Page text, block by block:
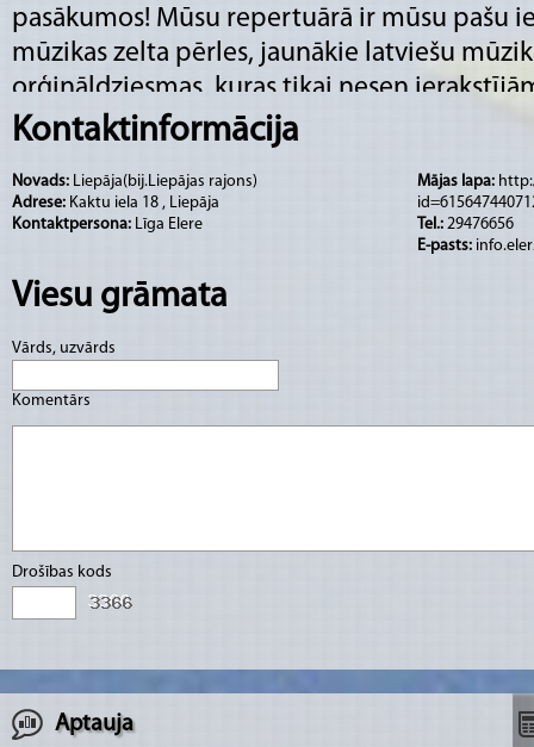
pasākumos! Mūsu repertuārā ir mūsu pašu
mūzikas zelta pērles, jaunākie latviešu
orģināldziesmas, kuras tikai nesen
ir Renārs Kaupers. Hei, Tu vēl mūs nezini?
kādā no ballītēm! Sazinamies!
Kontaktinformācija
Novads: Liepāja(bij.Liepājas rajons)
Adrese: Kaktu iela 18 , Liepāja
Kontaktpersona: Līga Elere
Mājas lapa:
Tel.: 29476656
E-pasts:
Viesu grāmata
Vārds, uzvārds
Komentārs
Drošības kods
Aptauja